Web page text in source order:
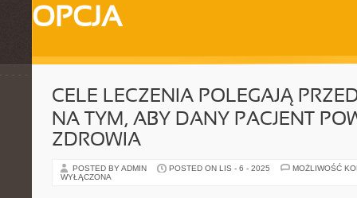
OPCJA
CELE LECZENIA POLEGAJĄ
NA TYM, ABY DANY PACJENT
ZDROWIA
POSTED BY ADMIN POSTED ON LIS - 6 - 2025
MOŻLIWOŚĆ
WYŁĄCZONA